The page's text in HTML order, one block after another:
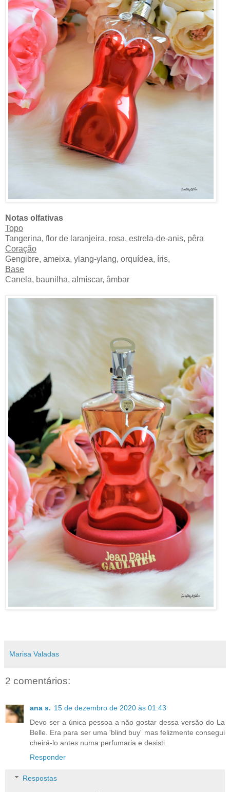
Notas olfativas
Topo
Tangerina, flor de laranjeira, rosa, estrela-de-anis, pêra
Coração
Gengibre, ameixa, ylang-ylang, orquídea, íris,
Base
Canela, baunilha, almíscar, âmbar
Marisa Valadas
2 comentários:
ana s. 15 de dezembro de 2020 às 01:43
Devo ser a única pessoa a não gostar dessa versão do La
Belle. Era para ser uma 'blind buy' mas felizmente consegui
cheirá-lo antes numa perfumaria e desisti.
Responder
Respostas